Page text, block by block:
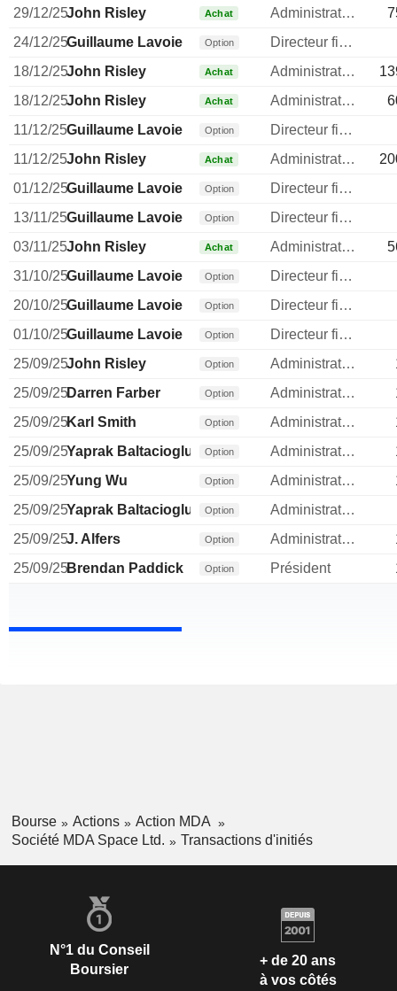
29/12/25John Risley Achat Administrateur
24/12/25Guillaume Lavoie Option
Directeur financier
18/12/25John Risley Achat Administrateur
18/12/25John Risley Achat Administrateur
11/12/25Guillaume Lavoie Option
Directeur financier
11/12/25John Risley Achat Administrateur
01/12/25Guillaume Lavoie Option
Directeur financier
13/11/25Guillaume Lavoie Option
Directeur financier
03/11/25John Risley Achat Administrateur
31/10/25Guillaume Lavoie Option
Directeur financier
20/10/25Guillaume Lavoie Option
Directeur financier
01/10/25Guillaume Lavoie Option
Directeur financier
25/09/25John Risley Option Administrateur
25/09/25Darren Farber Option Administrateur
25/09/25Karl Smith Option Administrateur
25/09/25Yaprak Baltacioglu Option Administrateur
25/09/25Yung Wu Option Administrateur
25/09/25Yaprak Baltacioglu Option
Administrateur
25/09/25J. Alfers Option Administrateur
25/09/25Brendan Paddick Option Président
Bourse Actions
Action MDA
Société MDA Space Ltd.
Transactions d'initiés
N°1 du Conseil
Boursier
+ de 20 ans
à vos côtés